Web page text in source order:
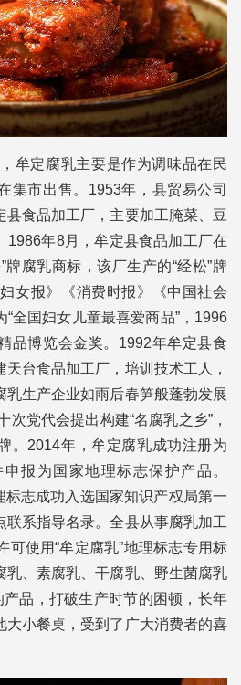
牟定腐乳主要是作为调味品在民
集市出售。1953年，县贸易公司
县食品加工厂，主要加工腌菜、豆
1986年8月，牟定县食品加工厂在
牌腐乳商标，该厂生产的“经松”牌
女报》《消费时报》《中国社会
全国妇女儿童最喜爱商品”，1996
品博览会金奖。1992年牟定县食
台食品加工厂，培训技术工人，
乳生产企业如雨后春笋般蓬勃发展
党代会提出构建“名腐乳之乡”，
。2014年，牟定腐乳成功注册为
报为国家地理标志保护产品。
标志成功入选国家知识产权局第一
联系指导名录。全县从事腐乳加工
可使用“牟定腐乳”地理标志专用标
乳、素腐乳、干腐乳、野生菌腐乳
品，打破生产时节的困顿，长年
大小餐桌，受到了广大消费者的喜